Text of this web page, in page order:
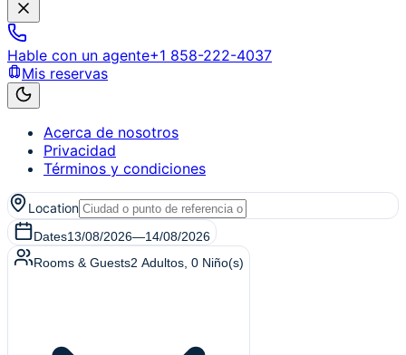
Hable con un agente+1 858-222-4037
Mis reservas
Acerca de nosotros
Privacidad
Términos y condiciones
Location
Dates13/08/2026—14/08/2026
Rooms & Guests2 Adultos 0 Niño(s)